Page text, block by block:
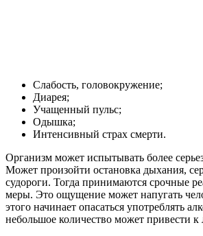
Слабость, головокружение;
Диарея;
Учащенный пульс;
Одышка;
Интенсивный страх смерти.
Организм может испытывать более
Может произойти остановка дыхания,
судороги. Тогда принимаются срочные
меры. Это ощущение может напугать
этого начинает опасаться употреблять
небольшое количество может привести к